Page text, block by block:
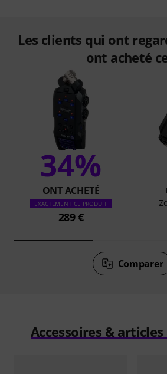
Les clients qui ont
ont acheté
34%
ONT ACHETÉ
EXACTEMENT CE PRODUIT
289 €
Comparer
Accessoires &